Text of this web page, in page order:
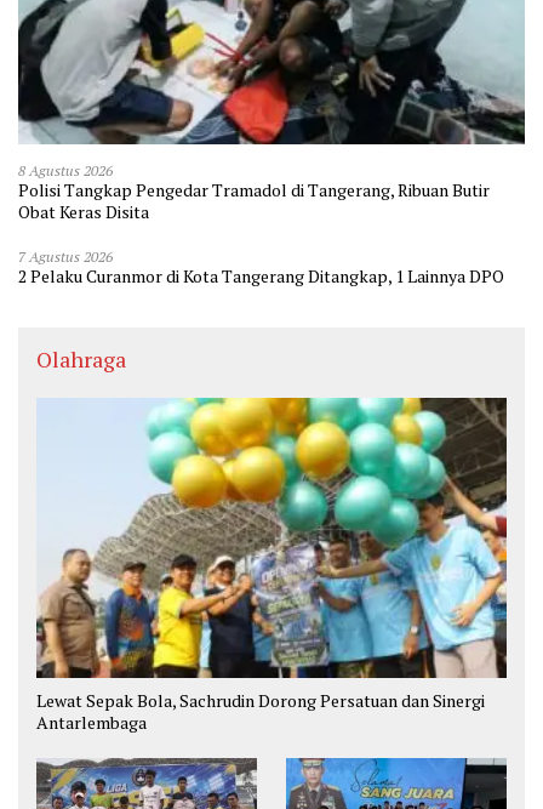
8 Agustus 2026
Polisi Tangkap Pengedar Tramadol di Tangerang, Ribuan Butir
Obat Keras Disita
7 Agustus 2026
2 Pelaku Curanmor di Kota Tangerang Ditangkap, 1 Lainnya DPO
Olahraga
Lewat Sepak Bola, Sachrudin Dorong Persatuan dan Sinergi
Antarlembaga